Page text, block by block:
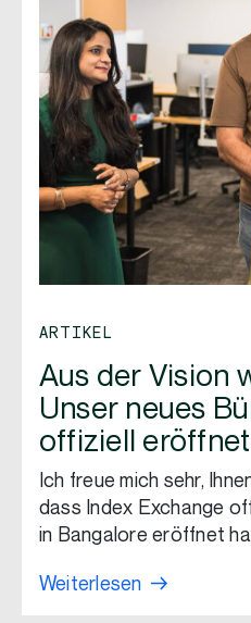
ARTIKEL
Aus der Vision
Unser neues
offiziell eröffnet
Ich freue mich sehr,
dass Index Exchange
in Bangalore eröffnet
Weiterlesen